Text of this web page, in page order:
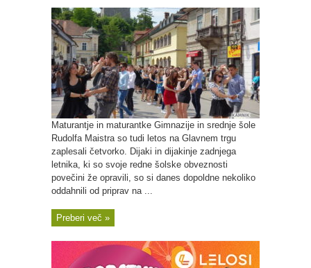
Maturantje in maturantke Gimnazije in srednje šole
Rudolfa Maistra so tudi letos na Glavnem trgu
zaplesali četvorko. Dijaki in dijakinje zadnjega
letnika, ki so svoje redne šolske obveznosti
povečini že opravili, so si danes dopoldne nekoliko
oddahnili od priprav na ...
Preberi več »